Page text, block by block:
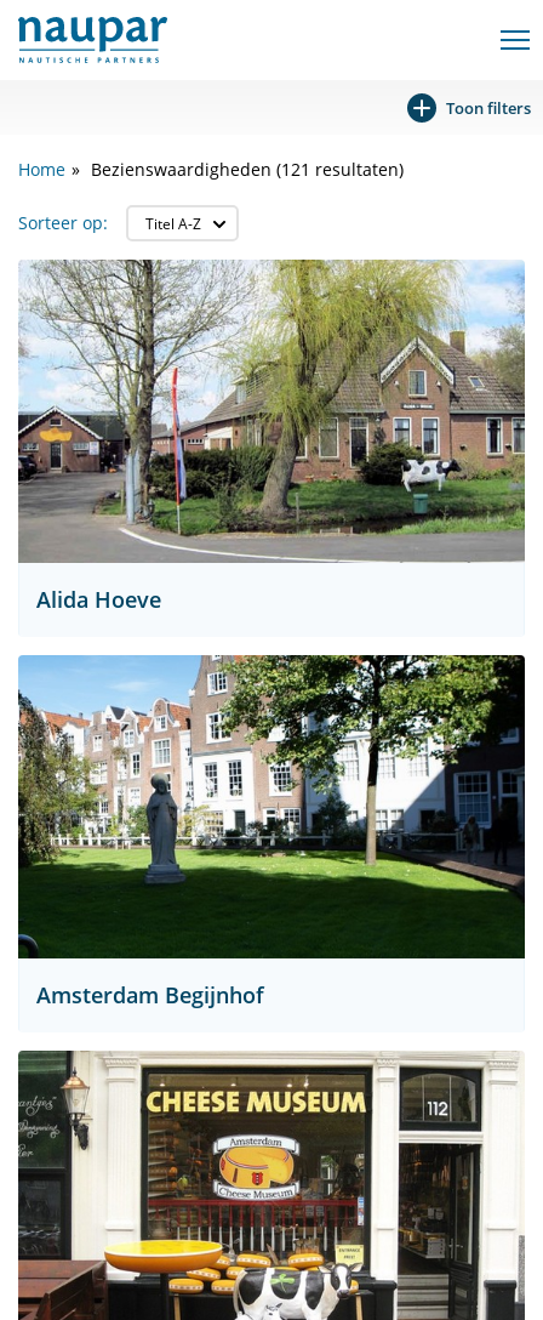
Toon filters
Home Bezienswaardigheden (121 resultaten)
Sorteer op:
Alida Hoeve
Amsterdam Begijnhof